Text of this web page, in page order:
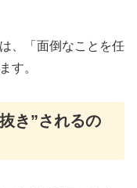
、「面倒なことを任
す。
き”されるの